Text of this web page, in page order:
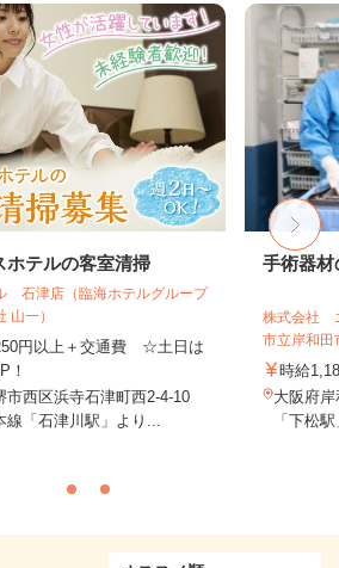
ホテルの客室清掃
石津店（臨海ホテルグループ
山一）
円以上＋交通費 ☆土日は
！
市西区浜寺石津町西2-4-10
線「石津川駅」より...
手術器材
株式会社
市立岸和田
時給
大阪府
「下松